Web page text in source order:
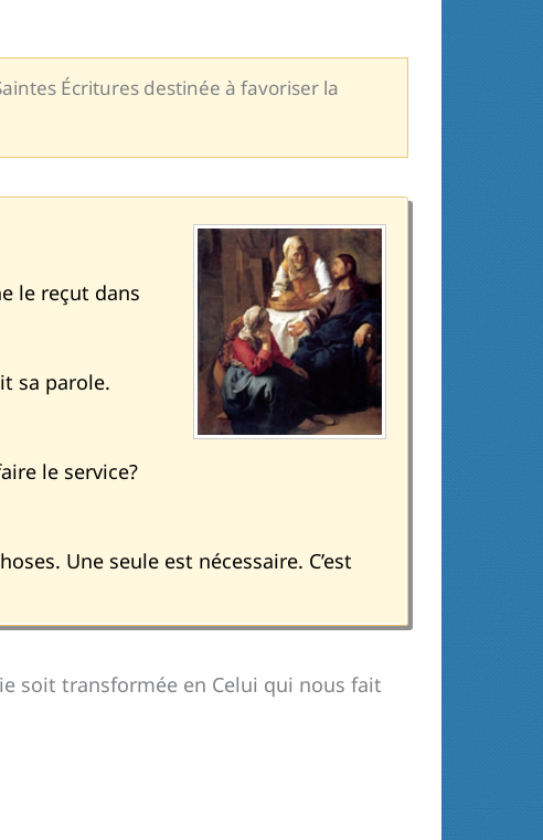
Écritures destinée à favoriser la
le reçut dans
sa parole.
le service?
Une seule est nécessaire. C’est
soit transformée en Celui qui nous fait